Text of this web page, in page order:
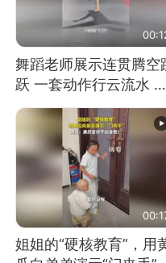
舞蹈老师展示连贯腾空
跃 一套动作行云流水 节
奏感拉满 网友：怎么做
到又舞又武的？
姐姐的“硬核教育”，用